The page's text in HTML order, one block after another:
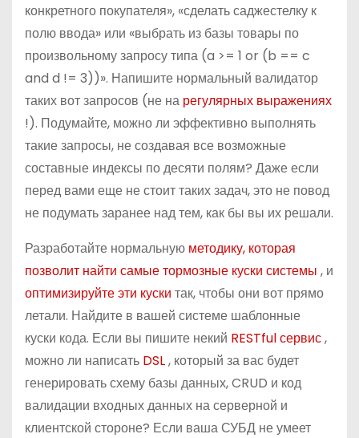
конкретного покупателя», «сделать саджестелку к
полю ввода» или «выбрать из базы товары по
произвольному запросу типа (a >= 1 or (b == c
and d != 3))». Напишите нормальный валидатор
таких вот запросов (не на регулярных выражениях
!). Подумайте, можно ли эффективно выполнять
такие запросы, не создавая все возможные
составные индексы по десяти полям? Даже если
перед вами еще не стоит таких задач, это не повод
не подумать заранее над тем, как бы вы их решали.
Разработайте нормальную методику, которая
позволит найти самые тормозные куски системы , и
оптимизируйте эти куски так, чтобы они вот прямо
летали. Найдите в вашей системе шаблонные
куски кода. Если вы пишите некий RESTful сервис,
можно ли написать DSL, который за вас будет
генерировать схему базы данных, CRUD и код
валидации входных данных на серверной и
клиентской стороне? Если ваша СУБД не умеет